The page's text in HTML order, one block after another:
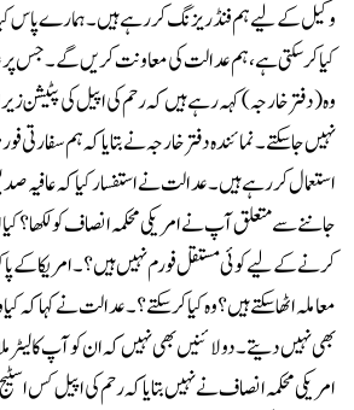
وکیل کے لیے ہم فنڈریزنگ کررہے ہیں۔ہمارے پاس
کیا کر سکتی ہے، ہم عدالت کی معاونت کریں گے۔ جس پر
وہ (دفتر خارجہ) کہہ رہے ہیں کہ رحم کی اپیل کی پٹیشن
نہیں جا سکتے۔نمائندہ دفتر خارجہ نے بتایا کہ ہم
استعمال کر رہے ہیں۔ عدالت نے استفسار کیا کہ عافیہ
جاننے سے متعلق آپ نے امریکی محکمہ انصاف کو لکھا؟
کرنے کے لیے کوئی مستقل فورم نہیں ہیں؟۔امریکا کے
معاملہ اٹھا سکتے ہیں؟ وہ کیا کر سکتے؟۔عدالت نے کہا
بھی نہیں دیتے۔ دو لائنیں بھی نہیں کہ ان کو آپ کا
امریکی محکمہ انصاف نے نہیں بتایا کہ رحم کی اپیل کس